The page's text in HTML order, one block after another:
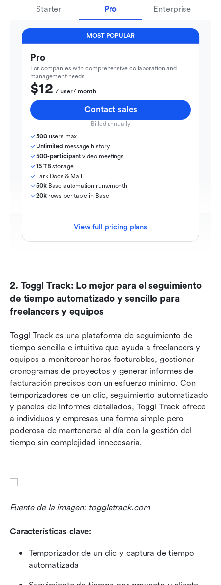
Starter Pro Enterprise
MOST POPULAR
Pro
For companies with comprehensive collaboration and
management needs
$12
  / user / month
Contact sales
Billed annually
500 users max
Unlimited message history
500-participant video meetings
15 TB storage
Lark Docs & Mail
50k Base automation runs/month
20k rows per table in Base
View full pricing plans
2. Toggl Track: Lo mejor para el seguimiento
de tiempo automatizado y sencillo para
freelancers y equipos
Toggl Track es una plataforma de seguimiento de
tiempo sencilla e intuitiva que ayuda a freelancers y
equipos a monitorear horas facturables, gestionar
cronogramas de proyectos y generar informes de
facturación precisos con un esfuerzo mínimo. Con
temporizadores de un clic, seguimiento automatizado
y paneles de informes detallados, Toggl Track ofrece
a individuos y empresas una forma simple pero
poderosa de mantenerse al día con la gestión del
tiempo sin complejidad innecesaria.
Fuente de la imagen: toggletrack.com
Características clave:
Temporizador de un clic y captura de tiempo
automatizada